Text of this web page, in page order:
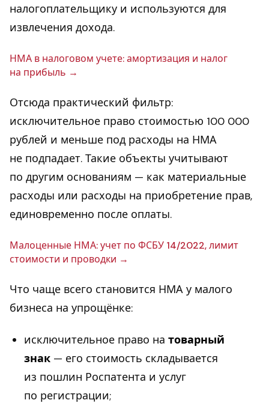
налогоплательщику и используются для
извлечения дохода.
НМА в на­ло­го­вом учете: амор­ти­за­ция и налог
на прибыль
Отсюда практический фильтр:
исключительное право стоимостью 100 000
рублей и меньше под расходы на НМА
не подпадает. Такие объекты учитывают
по другим основаниям — как материальные
расходы или расходы на приобретение прав,
единовременно после оплаты.
Ма­ло­цен­ные НМА: учет по ФСБУ 14/2022, лимит
сто­и­мо­сти и про­вод­ки
Что чаще всего становится НМА у малого
бизнеса на упрощёнке:
исключительное право на товарный
знак — его стоимость складывается
из пошлин Роспатента и услуг
по регистрации;